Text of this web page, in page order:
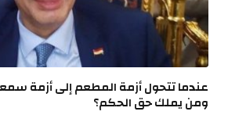
عندما تتحول أزمة المطعم إلى أزمة
ومن يملك حق الحكم؟